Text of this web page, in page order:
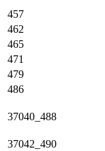
457
462
465
471
479
486
37040_488
37042_490